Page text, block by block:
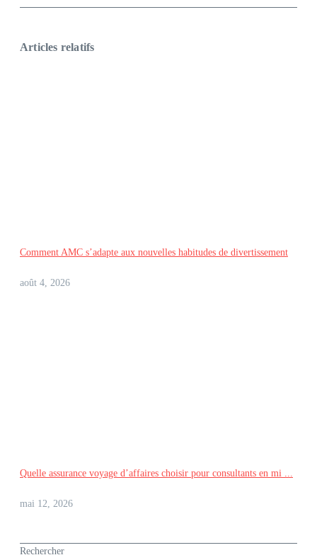
Articles relatifs
Comment AMC s’adapte aux nouvelles habitudes de divertissement
août 4, 2026
Quelle assurance voyage d’affaires choisir pour consultants en mi ...
mai 12, 2026
Rechercher